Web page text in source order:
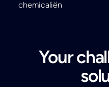
chemicaliën
Your